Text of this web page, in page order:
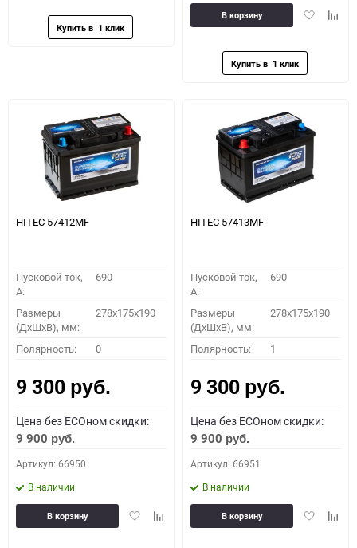
сравнению
Добавить
В корзину
HITEC 57412MF
Пусковой ток,
A:
690
Размеры
(ДхШхВ), мм:
278x175x190
Полярность: 0
9 300 руб.
Цена без ECOном скидки:
9 900 руб.
Артикул: 66950
В наличии
ДобавитьДобавить
В корзину
HITEC 57413MF
Пусковой ток,
A:
690
Размеры
(ДхШхВ), мм:
278x175x190
Полярность: 1
9 300 руб.
Цена без ECOном скидки:
9 900 руб.
Артикул: 66951
В наличии
Добавить
В корзину